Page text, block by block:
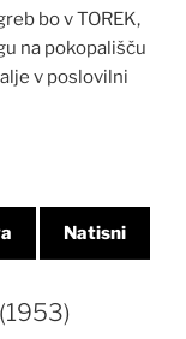
bo v TOREK,
na pokopališču
v poslovilni
Natisni